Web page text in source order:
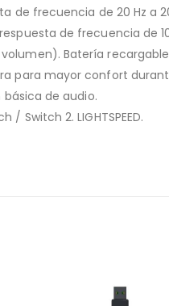
de frecuencia de 20 Hz a
de frecuencia de
Batería
para mayor confort
de audio.
Switch 2. LIGHTSPEED.